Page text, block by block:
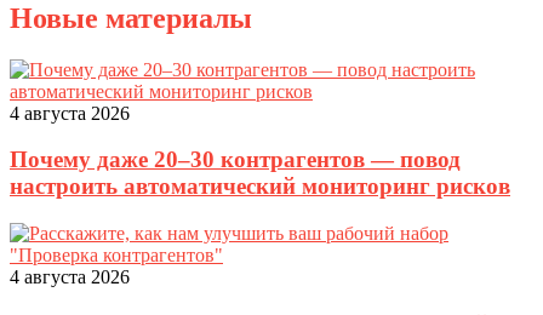
Новые материалы
4 августа 2026
Почему даже 20–30 контрагентов — повод
настроить автоматический мониторинг рисков
4 августа 2026